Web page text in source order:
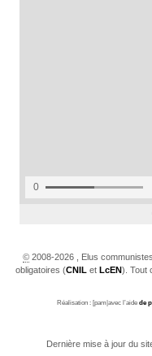
©2008-2026 , Elus
obligatoires (CNIL et LcEN). Tout
Réalisation : [pam|avec l’aide de
Dernière mise à jour du